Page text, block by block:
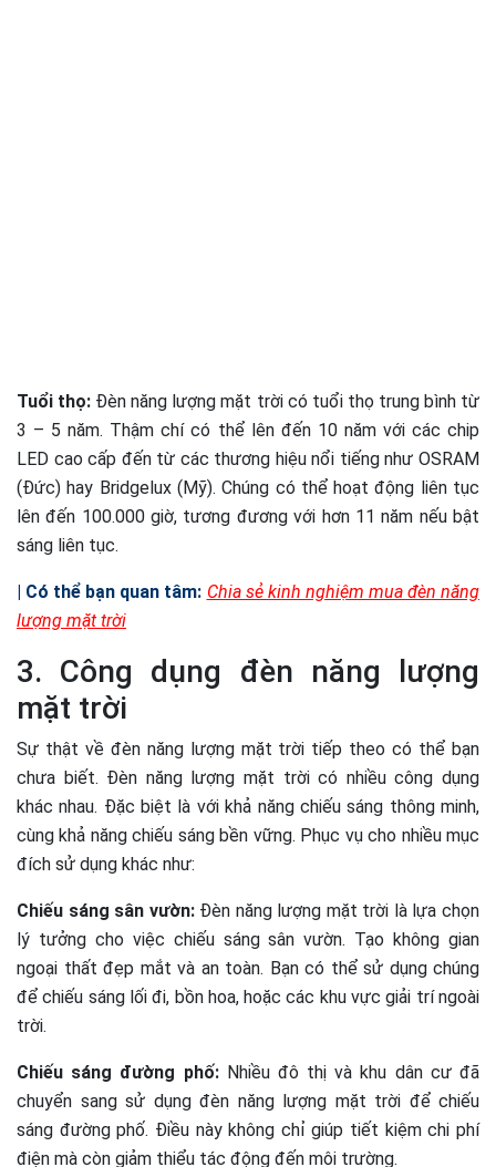
Tuổi thọ: Đèn năng lượng mặt trời có tuổi thọ trung bình từ
3 – 5 năm. Thậm chí có thể lên đến 10 năm với các chip
LED cao cấp đến từ các thương hiệu nổi tiếng như OSRAM
(Đức) hay Bridgelux (Mỹ). Chúng có thể hoạt động liên tục
lên đến 100.000 giờ, tương đương với hơn 11 năm nếu bật
sáng liên tục.
| Có thể bạn quan tâm: Chia sẻ kinh nghiệm mua đèn năng
lượng mặt trời
3. Công dụng đèn năng lượng
mặt trời
Sự thật về đèn năng lượng mặt trời tiếp theo có thể bạn
chưa biết. Đèn năng lượng mặt trời có nhiều công dụng
khác nhau. Đặc biệt là với khả năng chiếu sáng thông minh,
cùng khả năng chiếu sáng bền vững. Phục vụ cho nhiều mục
đích sử dụng khác như:
Chiếu sáng sân vườn:Đèn năng lượng mặt trời là lựa chọn
lý tưởng cho việc chiếu sáng sân vườn. Tạo không gian
ngoại thất đẹp mắt và an toàn. Bạn có thể sử dụng chúng
để chiếu sáng lối đi, bồn hoa, hoặc các khu vực giải trí ngoài
trời.
Chiếu sáng đường phố:Nhiều đô thị và khu dân cư đã
chuyển sang sử dụng đèn năng lượng mặt trời để chiếu
sáng đường phố. Điều này không chỉ giúp tiết kiệm chi phí
điện mà còn giảm thiểu tác động đến môi trường.